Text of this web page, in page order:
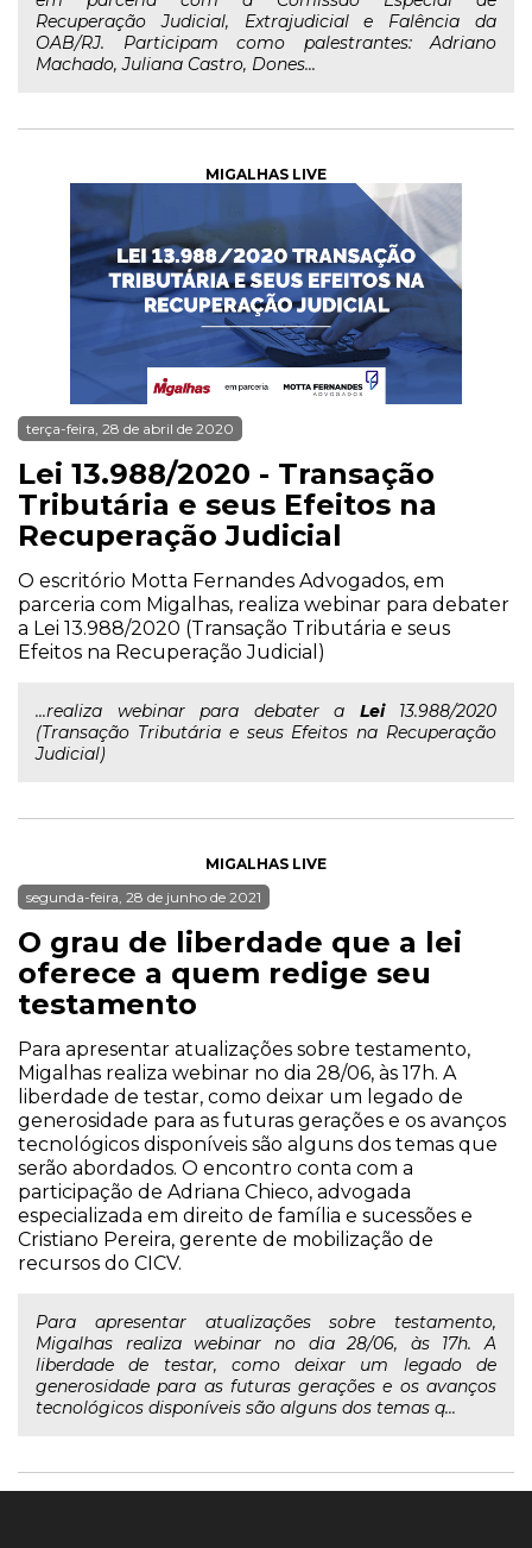
Recuperação Judicial, Extrajudicial e Falência da
OAB/RJ. Participam como palestrantes: Adriano
Machado, Juliana Castro, Dones...
MIGALHAS LIVE
terça-feira, 28 de abril de 2020
Lei 13.988/2020 - Transação
Tributária e seus Efeitos na
Recuperação Judicial
O escritório Motta Fernandes Advogados, em
parceria com Migalhas, realiza webinar para debater
a Lei 13.988/2020 (Transação Tributária e seus
Efeitos na Recuperação Judicial)
...realiza webinar para debater a Lei13.988/2020
(Transação Tributária e seus Efeitos na Recuperação
Judicial)
MIGALHAS LIVE
segunda-feira, 28 de junho de 2021
O grau de liberdade que a lei
oferece a quem redige seu
testamento
Para apresentar atualizações sobre testamento,
Migalhas realiza webinar no dia 28/06, às 17h. A
liberdade de testar, como deixar um legado de
generosidade para as futuras gerações e os avanços
tecnológicos disponíveis são alguns dos temas que
serão abordados. O encontro conta com a
participação de Adriana Chieco, advogada
especializada em direito de família e sucessões e
Cristiano Pereira, gerente de mobilização de
recursos do CICV.
Para apresentar atualizações sobre testamento,
Migalhas realiza webinar no dia 28/06, às 17h. A
liberdade de testar, como deixar um legado de
generosidade para as futuras gerações e os avanços
tecnológicos disponíveis são alguns dos temas q...